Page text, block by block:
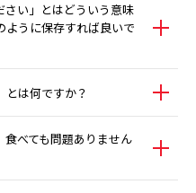
さい」とはどういう意味
ように保存すれば良いで
は何ですか？
べても問題ありません